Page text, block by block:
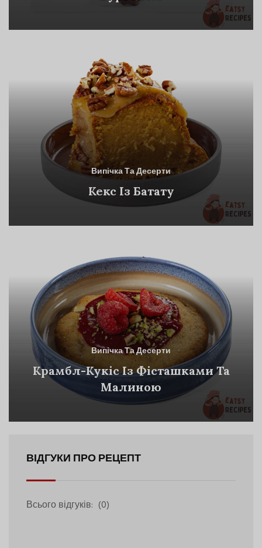
Випічка Та Десерти
Кекс Із Батату
Випічка Та Десерти
Крамбл-Кукіс Із Фісташками Та
Малиною
ВІДГУКИ ПРО РЕЦЕПТ
Всього відгуків: (0)